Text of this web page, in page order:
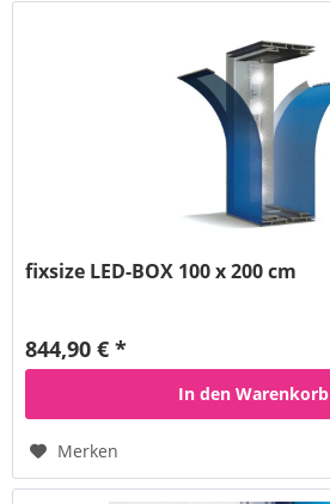
fixsize LED-BOX 100 x 200 cm
844,90 € *
In den Warenkorb
Merken